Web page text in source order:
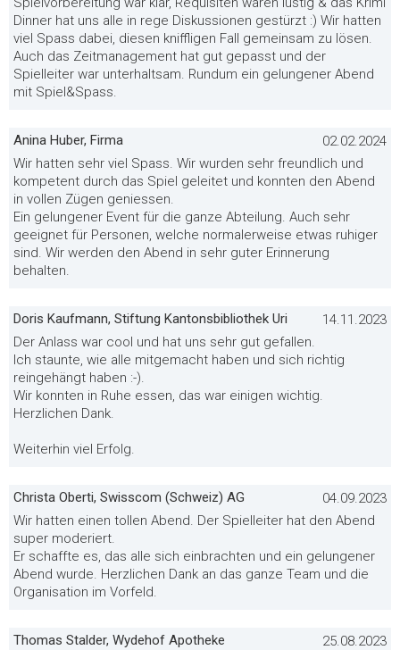
Dinner hat uns alle in rege Diskussionen gestürzt :) Wir hatten
viel Spass dabei, diesen kniffligen Fall gemeinsam zu lösen.
Auch das Zeitmanagement hat gut gepasst und der
Spielleiter war unterhaltsam. Rundum ein gelungener Abend
mit Spiel&Spass.
Anina Huber, Firma
02.02.2024
Wir hatten sehr viel Spass. Wir wurden sehr freundlich und
kompetent durch das Spiel geleitet und konnten den Abend
in vollen Zügen geniessen.
Ein gelungener Event für die ganze Abteilung. Auch sehr
geeignet für Personen, welche normalerweise etwas ruhiger
sind. Wir werden den Abend in sehr guter Erinnerung
behalten.
Doris Kaufmann, Stiftung Kantonsbibliothek Uri
14.11.2023
Der Anlass war cool und hat uns sehr gut gefallen.
Ich staunte, wie alle mitgemacht haben und sich richtig
reingehängt haben :-).
Wir konnten in Ruhe essen, das war einigen wichtig.
Herzlichen Dank.
Weiterhin viel Erfolg.
Christa Oberti, Swisscom (Schweiz) AG
04.09.2023
Wir hatten einen tollen Abend. Der Spielleiter hat den Abend
super moderiert.
Er schaffte es, das alle sich einbrachten und ein gelungener
Abend wurde. Herzlichen Dank an das ganze Team und die
Organisation im Vorfeld.
Thomas Stalder, Wydehof Apotheke
25.08.2023